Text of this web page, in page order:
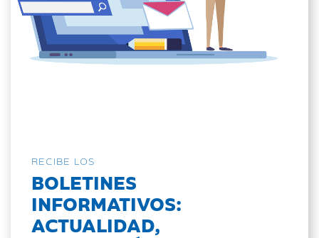
RECIBE LOS
BOLETINES
INFORMATIVOS:
ACTUALIDAD,